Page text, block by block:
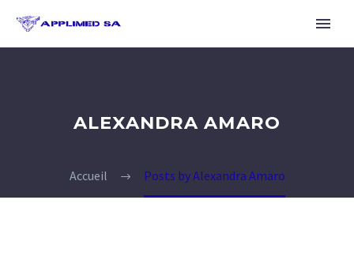
ALEXANDRA AMARO
Accueil Posts by Alexandra Amaro